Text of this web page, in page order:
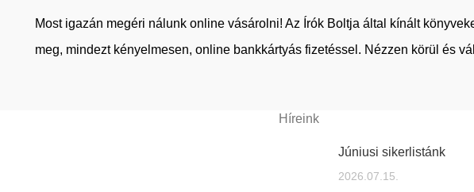
Most igazán megéri nálunk online vásárolni! Az Írók Boltja által kínált
meg, mindezt kényelmesen, online bankkártyás fizetéssel. Nézzen körül és
Híreink
Júniusi sikerlistánk
2026.07.15.